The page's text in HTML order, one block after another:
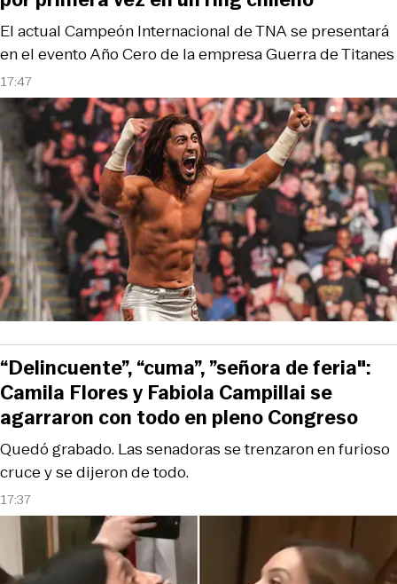
17:47
El actual Campeón Internacional de TNA se presentará
en el evento Año Cero de la empresa Guerra de Titanes
17:37
Quedó grabado. Las senadoras se trenzaron en furioso
cruce y se dijeron de todo.
“Delincuente”, “cuma”, ”señora de feria":
Camila Flores y Fabiola Campillai se
agarraron con todo en pleno Congreso